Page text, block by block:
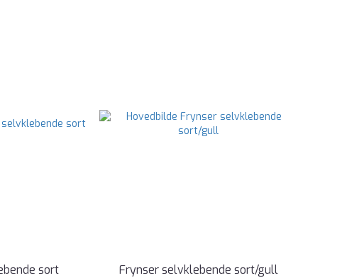
sort Frynser selvklebende sort/gull